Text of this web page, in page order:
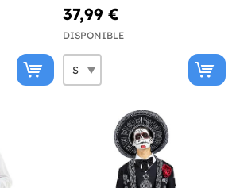
37,99 €
DISPONIBLE